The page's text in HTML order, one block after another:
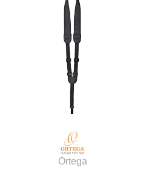
Ortega